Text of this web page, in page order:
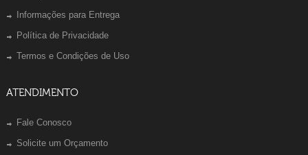
Informações para Entrega
Política de Privacidade
Termos e Condições de Uso
ATENDIMENTO
Fale Conosco
Solicite um Orçamento